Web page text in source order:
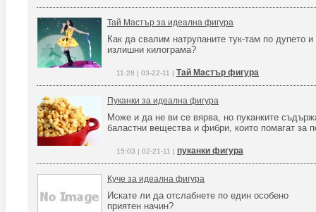
Тай Мастър за идеална фигура
Как да свалим натрупаните тук-там по дупето
излишни килограма?
11:28 | 03-22-11 | Тай Мастър фигура
Пуканки за идеална фигура
Може и да не ви се вярва, но пуканките
баластни вещества и фибри, които помагат за
15:03 | 02-21-11 | пуканки фигура
Куче за идеална фигура
Искате ли да отслабнете по един особено
приятен начин?